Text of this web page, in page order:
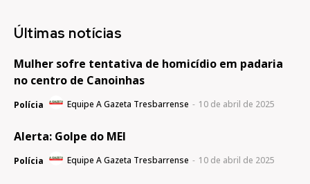
Últimas notícias
Mulher sofre tentativa de homicídio em padaria
no centro de Canoinhas
Polícia Equipe A Gazeta Tresbarrense - 10 de abril de 2025
Alerta: Golpe do MEI
Polícia Equipe A Gazeta Tresbarrense - 10 de abril de 2025